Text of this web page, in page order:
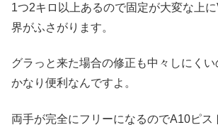
1つ2キロ以上あるので固定が大変な上
界がふさがります。
グラっと来た場合の修正も中々しにくい
かなり便利なんですよ。
両手が完全にフリーになるのでA10ピス